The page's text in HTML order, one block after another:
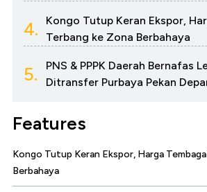
4.
Kongo Tutup Keran Ekspor,
Terbang ke Zona Berbahaya
5.
PNS & PPPK Daerah Bernafas
Ditransfer Purbaya Pekan
Features
Kongo Tutup Keran Ekspor, Harga
Berbahaya